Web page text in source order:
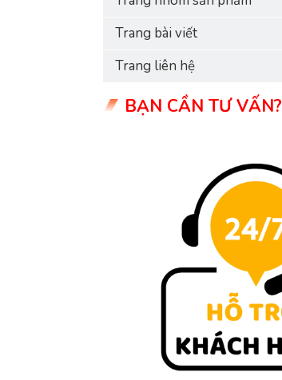
Trang bài viết
Trang liên hệ
BẠN CẦN TƯ VẤN?